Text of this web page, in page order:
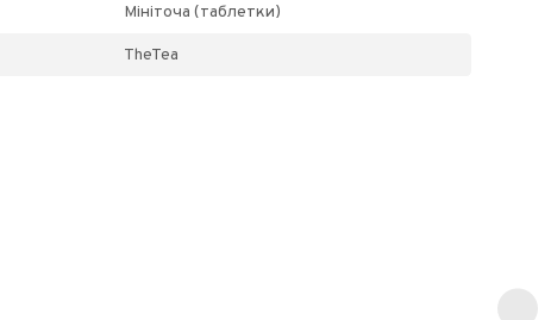
Мініточа (таблетки)
TheTea